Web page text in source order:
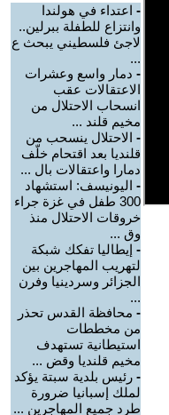
- اعتداء في هولندا
وانتزاع للطفلة ببرلين..
لاجئ فلسطيني يبحث ع
...
- دمار واسع وعشرات
الاعتقالات عقب
انسحاب الاحتلال من
مخيم قلند ...
- الاحتلال ينسحب من
قلنديا بعد اقتحام خلّف
دمارا واعتقالات بال ...
- اليونيسف: استشهاد
300 طفل في غزة جراء
خروقات الاحتلال منذ
وق ...
- إيطاليا تفكك شبكة
لتهريب المهاجرين بين
الجزائر وسردينيا وفرن
...
- محافظة القدس تحذر
من مخططات
استيطانية تستهدف
مخيم قلنديا وقض ...
- رئيس بلدية سبتة يؤكد
لملك إسبانيا ضرورة
طرد جميع المهاجرين ...